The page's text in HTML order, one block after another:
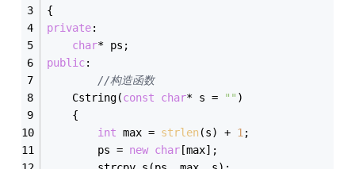
{
private:
char* ps;
public:
//构造函数
	Cstring(
const char* s = "" )
	{
int max = strlen(s) + 1 ;
		ps =
new char [max];